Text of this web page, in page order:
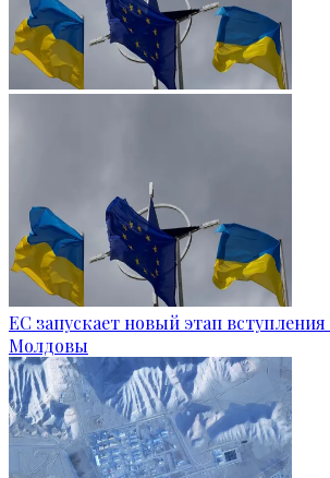
ЕС запускает новый этап
Молдовы